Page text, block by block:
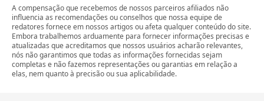
A compensação que recebemos de nossos parceiros afiliados não
influencia as recomendações ou conselhos que nossa equipe de
redatores fornece em nossos artigos ou afeta qualquer conteúdo do site.
Embora trabalhemos arduamente para fornecer informações precisas e
atualizadas que acreditamos que nossos usuários acharão relevantes,
nós não garantimos que todas as informações fornecidas sejam
completas e não fazemos representações ou garantias em relação a
elas, nem quanto à precisão ou sua aplicabilidade.